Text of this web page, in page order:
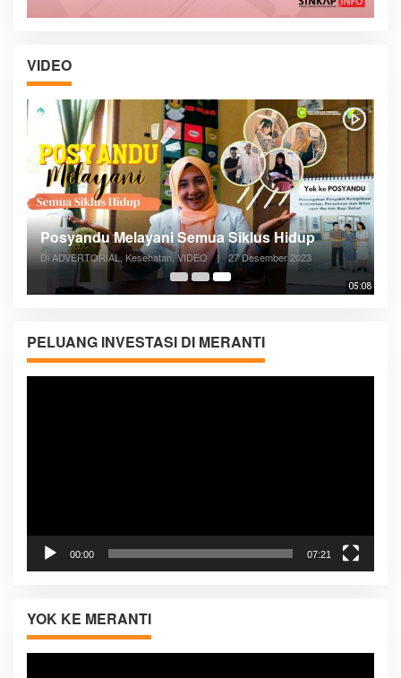
VIDEO
05:08
Posyandu Melayani Semua Siklus Hidup
Di ADVERTORIAL, Kesehatan, VIDEO | 27 Desember 2023
PELUANG INVESTASI DI MERANTI
Pemutar
00:00 07:21
YOK KE MERANTI